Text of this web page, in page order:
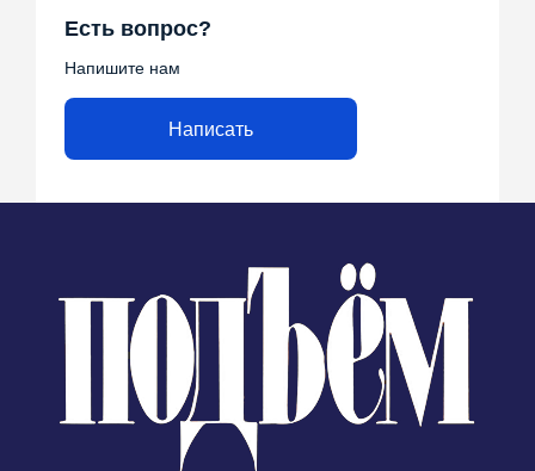
Есть вопрос?
Напишите нам
Написать